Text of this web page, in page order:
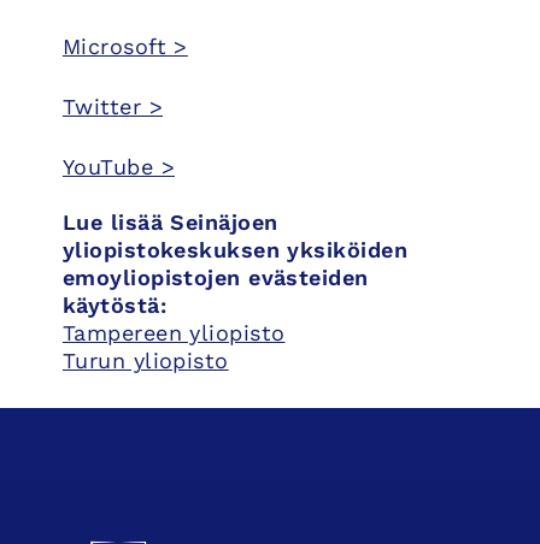
Microsoft >
Twitter >
YouTube >
Lue lisää Seinäjoen
yliopistokeskuksen yksiköiden
emoyliopistojen evästeiden
käytöstä:
Tampereen yliopisto
Turun yliopisto